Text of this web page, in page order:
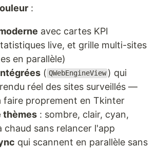
:
avec cartes KPI
live, et grille multi-sites
en parallèle)
( QWebEngineView ) qui
réel des sites surveillés —
faire proprement en Tkinter
thèmes : sombre, clair, cyan,
chaud sans relancer l'app
qui scannent en parallèle sans